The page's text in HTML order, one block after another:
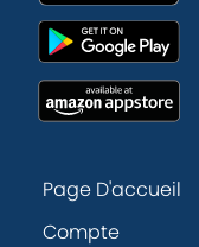
Page D'accueil
Compte